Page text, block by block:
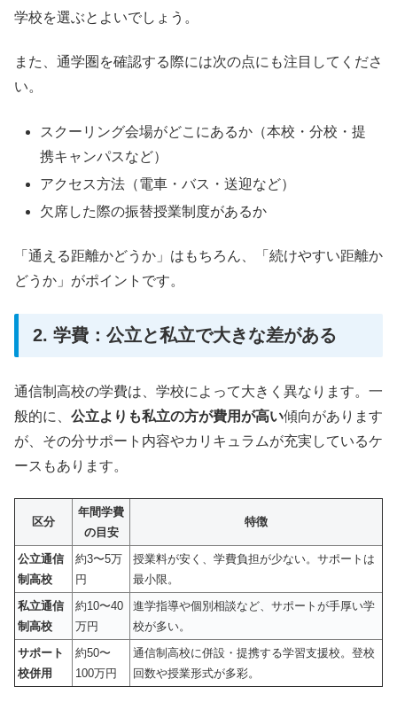
学校を選ぶとよいでしょう。
また、通学圏を確認する際には次の点にも注目してくださ
い。
スクーリング会場がどこにあるか（本校・分校・提
携キャンパスなど）
アクセス方法（電車・バス・送迎など）
欠席した際の振替授業制度があるか
「通える距離かどうか」はもちろん、「続けやすい距離か
どうか」がポイントです。
2. 学費：公立と私立で大きな差がある
通信制高校の学費は、学校によって大きく異なります。一
般的に、 公立よりも私立の方が費用が高い傾向があります
が、その分サポート内容やカリキュラムが充実しているケ
ースもあります。
区分
年間学費
の目安
特徴
公立通信
制高校
約3〜5万
円
授業料が安く、学費負担が少ない。サポートは
最小限。
私立通信
制高校
約10〜40
万円
進学指導や個別相談など、サポートが手厚い学
校が多い。
サポート
校併用
約50〜
100万円
通信制高校に併設・提携する学習支援校。登校
回数や授業形式が多彩。